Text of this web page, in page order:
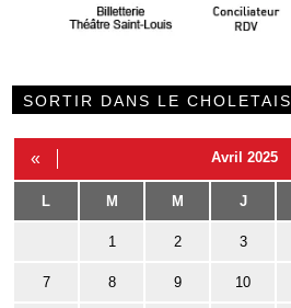
SORTIR DANS LE CHOLETAIS
« Avril 2025
L M M J
1 2 3
7 8 9 10